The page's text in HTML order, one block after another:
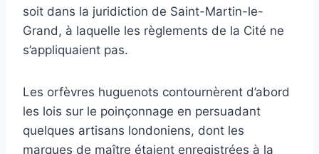
soit dans la juridiction de Saint-Martin-le-
Grand, à laquelle les règlements de la Cité ne
s’appliquaient pas.
Les orfèvres huguenots contournèrent d’abord
les lois sur le poinçonnage en persuadant
quelques artisans londoniens, dont les
marques de maître étaient enregistrées à la